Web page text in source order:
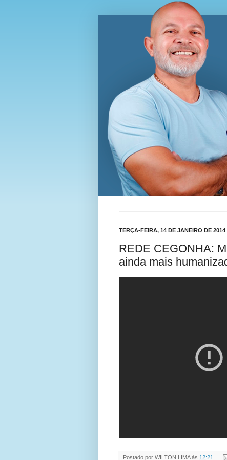
Blog
TERÇA-FEIRA, 14 DE JANEIRO DE 2014
REDE CEGONHA:
ainda mais
Postado por WILTON LIMA às 12:21